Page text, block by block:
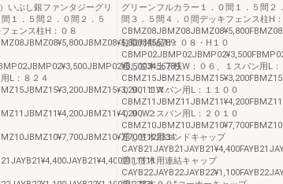
いぶし銀ファンタジーグリ
１．５間２．０間２．５
ェンス柱H：０８
L：８２４
：
：
グリーンフルカラー１．０間１．５間２
間３．５間４．０間デッキフェンス柱H
柱取付部品H：０８・H１０
通し笠木上下桟W：０６、１スパン用L：
０９、１スパン用L：１１００
０９、２スパン用L：２０１０
通し笠木用エンドキャップ
通し笠木用連結キャップ